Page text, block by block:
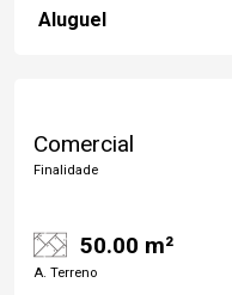
Aluguel
Comercial
Finalidade
50.00 m²
A. Terreno